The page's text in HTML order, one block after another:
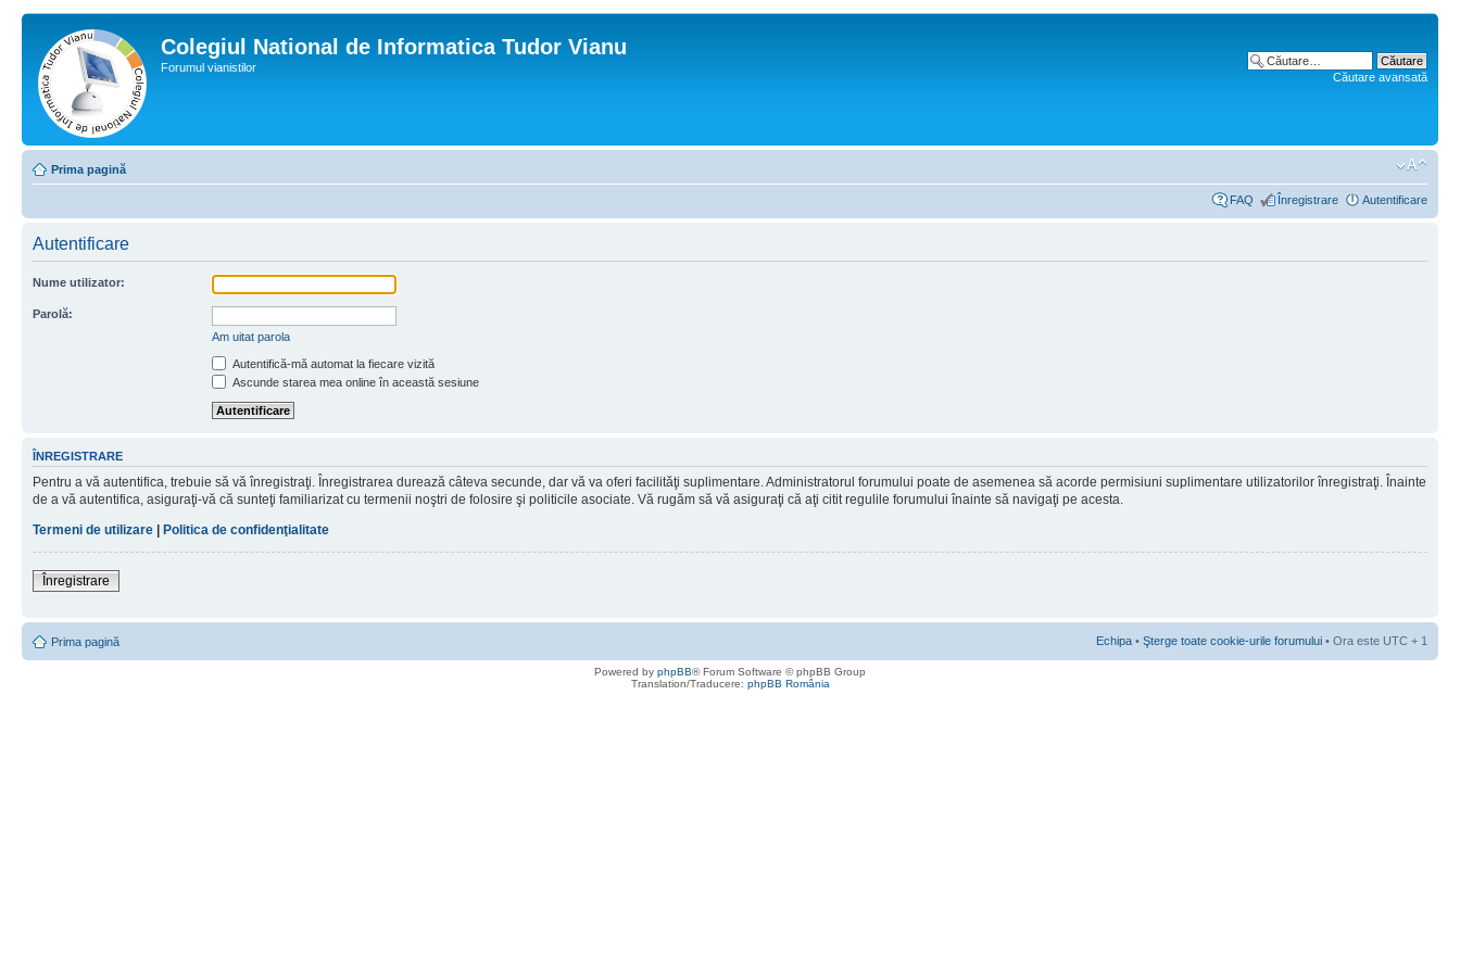
Colegiul National de Informatica Tudor Vianu
Forumul vianistilor
Căutare avansată
Prima pagină
FAQ Înregistrare Autentificare
Autentificare
Nume utilizator:
Parolă:
Am uitat parola
Autentifică-mă automat la fiecare vizită
Ascunde starea mea online în această sesiune
ÎNREGISTRARE
Pentru a vă autentifica, trebuie să vă înregistraţi. Înregistrarea durează câteva secunde, dar vă va oferi facilităţi suplimentare. Administratorul forumului poate de asemenea să acorde permisiuni suplimentare utilizatorilor înregistraţi. Înainte
de a vă autentifica, asiguraţi-vă că sunteţi familiarizat cu termenii noştri de folosire şi politicile asociate. Vă rugăm să vă asiguraţi că aţi citit regulile forumului înainte să navigaţi pe acesta.
Termeni de utilizare | Politica de confidenţialitate
Înregistrare
Prima pagină Echipa • Şterge toate cookie-urile forumului • Ora este UTC + 1
Powered by phpBB® Forum Software © phpBB Group
Translation/Traducere: phpBB România